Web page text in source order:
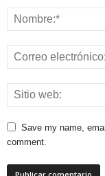
Save my name,
comment.